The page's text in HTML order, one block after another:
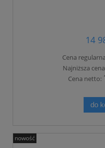
14
Cena
Najniższa
Cena netto:
do
nowość